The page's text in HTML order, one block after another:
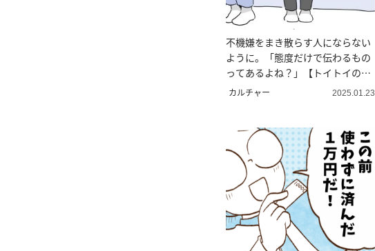
不機嫌をまき散らす人にならない
ように。「態度だけで伝わるもの
ってあるよね？」【トイトイの問
い 第77話】
カルチャー 2025.01.23